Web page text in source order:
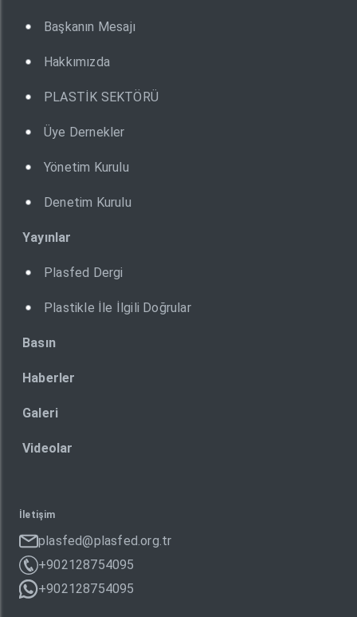
Başkanın Mesajı
Hakkımızda
PLASTİK SEKTÖRÜ
Üye Dernekler
Yönetim Kurulu
Denetim Kurulu
Yayınlar
Plasfed Dergi
Plastikle İle İlgili Doğrular
Basın
Haberler
Galeri
Videolar
İletişim
plasfed@plasfed.org.tr
+902128754095
+902128754095